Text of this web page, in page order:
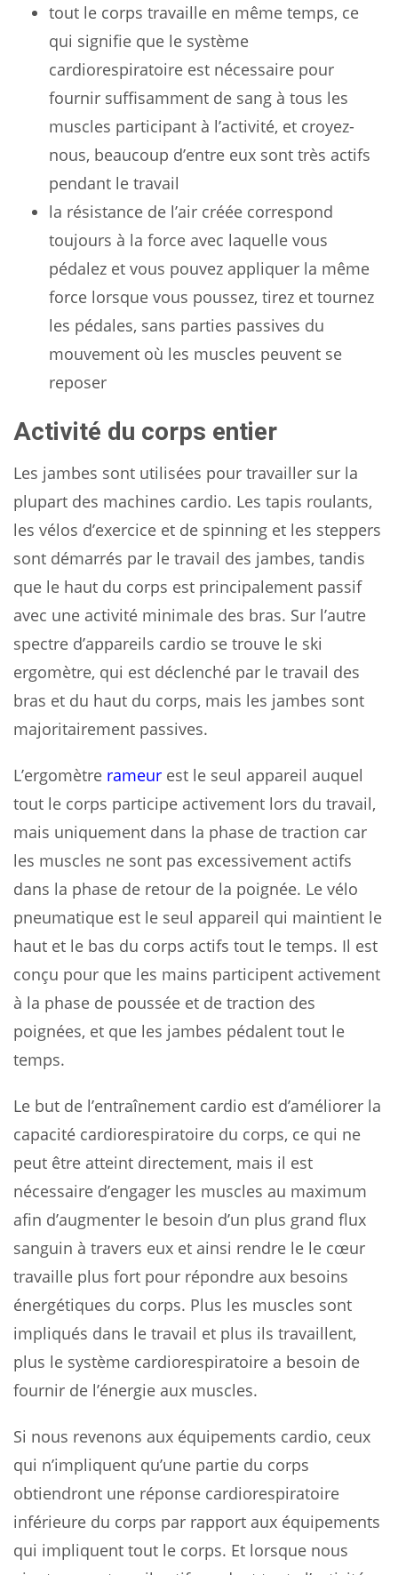
tout le corps travaille en même temps, ce
qui signifie que le système
cardiorespiratoire est nécessaire pour
fournir suffisamment de sang à tous les
muscles participant à l’activité, et croyez-
nous, beaucoup d’entre eux sont très actifs
pendant le travail
la résistance de l’air créée correspond
toujours à la force avec laquelle vous
pédalez et vous pouvez appliquer la même
force lorsque vous poussez, tirez et tournez
les pédales, sans parties passives du
mouvement où les muscles peuvent se
reposer
Activité du corps entier
Les jambes sont utilisées pour travailler sur la
plupart des machines cardio. Les tapis roulants,
les vélos d’exercice et de spinning et les steppers
sont démarrés par le travail des jambes, tandis
que le haut du corps est principalement passif
avec une activité minimale des bras. Sur l’autre
spectre d’appareils cardio se trouve le ski
ergomètre, qui est déclenché par le travail des
bras et du haut du corps, mais les jambes sont
majoritairement passives.
L’ergomètre rameur est le seul appareil auquel
tout le corps participe activement lors du travail,
mais uniquement dans la phase de traction car
les muscles ne sont pas excessivement actifs
dans la phase de retour de la poignée. Le vélo
pneumatique est le seul appareil qui maintient le
haut et le bas du corps actifs tout le temps. Il est
conçu pour que les mains participent activement
à la phase de poussée et de traction des
poignées, et que les jambes pédalent tout le
temps.
Le but de l’entraînement cardio est d’améliorer la
capacité cardiorespiratoire du corps, ce qui ne
peut être atteint directement, mais il est
nécessaire d’engager les muscles au maximum
afin d’augmenter le besoin d’un plus grand flux
sanguin à travers eux et ainsi rendre le le cœur
travaille plus fort pour répondre aux besoins
énergétiques du corps. Plus les muscles sont
impliqués dans le travail et plus ils travaillent,
plus le système cardiorespiratoire a besoin de
fournir de l’énergie aux muscles.
Si nous revenons aux équipements cardio, ceux
qui n’impliquent qu’une partie du corps
obtiendront une réponse cardiorespiratoire
inférieure du corps par rapport aux équipements
qui impliquent tout le corps. Et lorsque nous